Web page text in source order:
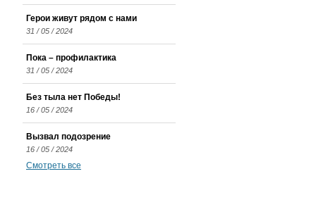
Герои живут рядом с нами
31 / 05 / 2024
Пока – профилактика
31 / 05 / 2024
Без тыла нет Победы!
16 / 05 / 2024
Вызвал подозрение
16 / 05 / 2024
Смотреть все